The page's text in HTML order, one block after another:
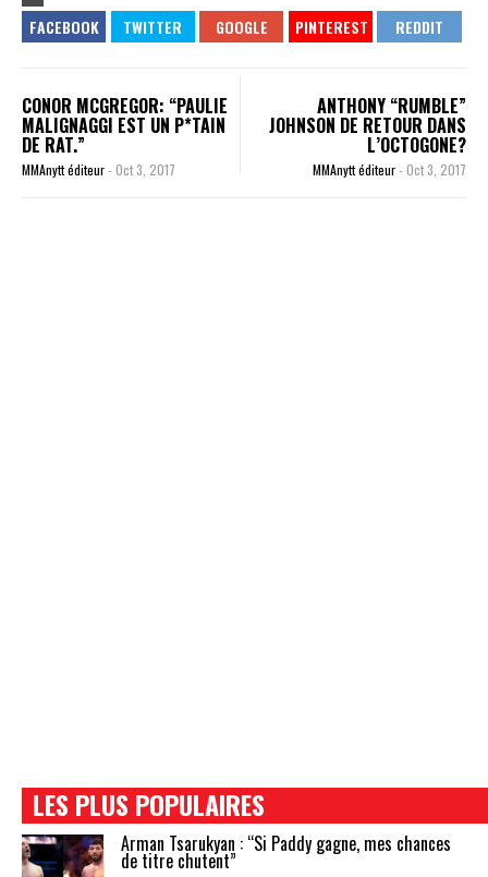
CONOR MCGREGOR: “PAULIE
MALIGNAGGI EST UN P*TAIN
DE RAT.”
MMAnytt éditeur- Oct 3, 2017
ANTHONY “RUMBLE”
JOHNSON DE RETOUR DANS
L’OCTOGONE?
MMAnytt éditeur- Oct 3, 2017
LES PLUS POPULAIRES
Arman Tsarukyan : “Si Paddy gagne, mes chances
de titre chutent”